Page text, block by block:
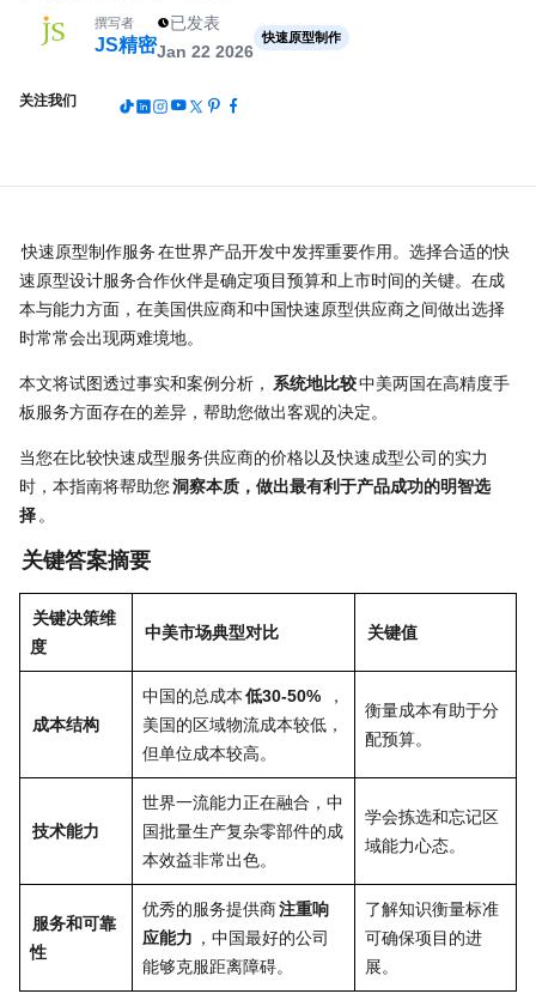
撰写者
JS精密
已发表
Jan 22 2026
快速原型制作
关注我们
快速原型制作服务在世界产品开发中发挥重要作用。选择合适的快
速原型设计服务合作伙伴是确定项目预算和上市时间的关键。在成
本与能力方面，在美国供应商和中国快速原型供应商之间做出选择
时常常会出现两难境地。
本文将试图透过事实和案例分析， 系统地比较中美两国在高精度手
板服务方面存在的差异，帮助您做出客观的决定。
当您在比较快速成型服务供应商的价格以及快速成型公司的实力
时，本指南将帮助您洞察本质​​，做出最有利于产品成功的明智选
择 。
关键答案摘要
关键决策维
度
中美市场典型对比 关键值
成本结构
中国的总成本低30-50%
，
美国的区域物流成本较低，
但单位成本较高。
衡量成本有助于分
配预算。
技术能力
世界一流能力正在融合，中
国批量生产复杂零部件的成
本效益非常出色。
学会拣选和忘记区
域能力心态。
服务和可靠
性
优秀的服务提供商注重响
应能力 ，中国最好的公司
能够克服距离障碍。
了解知识衡量标准
可确保项目的进
展。